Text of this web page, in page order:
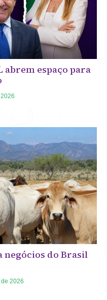
abrem espaço para
negócios do Brasil
2026